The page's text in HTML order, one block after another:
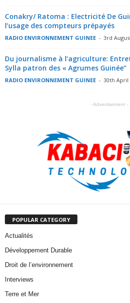
Conakry/ Ratoma : Electricité De
l’usage des compteurs prépayés
RADIO ENVIRONNEMENT GUINEE - 3rd
Du journalisme à l’agriculture:
Sylla patron des « Agrumes Guinée”
RADIO ENVIRONNEMENT GUINEE - 30th April
- Advertisement -
POPULAR CATEGORY
Actualités
Développement Durable
Droit de l’environnement
Interviews
Terre et Mer